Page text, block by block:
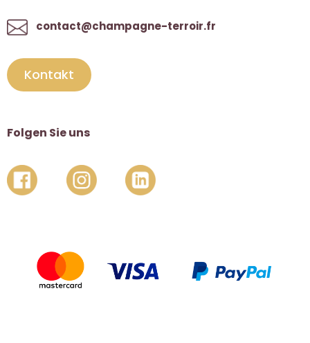
contact@champagne-terroir.fr
Kontakt
Folgen Sie uns